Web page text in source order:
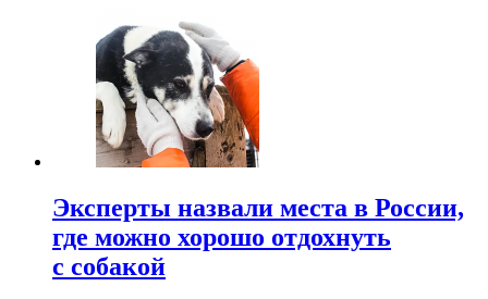
Эксперты назвали места в России,
где можно хорошо отдохнуть
с собакой